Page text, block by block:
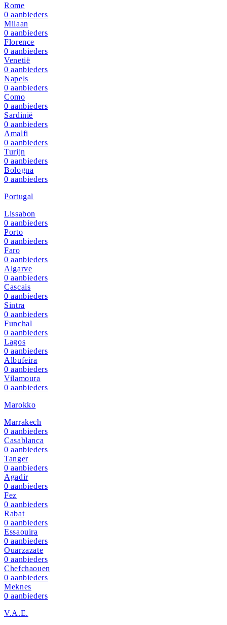
Rome
0 aanbieders
Milaan
0 aanbieders
Florence
0 aanbieders
Venetië
0 aanbieders
Napels
0 aanbieders
Como
0 aanbieders
Sardinië
0 aanbieders
Amalfi
0 aanbieders
Turijn
0 aanbieders
Bologna
0 aanbieders
Portugal
Lissabon
0 aanbieders
Porto
0 aanbieders
Faro
0 aanbieders
Algarve
0 aanbieders
Cascais
0 aanbieders
Sintra
0 aanbieders
Funchal
0 aanbieders
Lagos
0 aanbieders
Albufeira
0 aanbieders
Vilamoura
0 aanbieders
Marokko
Marrakech
0 aanbieders
Casablanca
0 aanbieders
Tanger
0 aanbieders
Agadir
0 aanbieders
Fez
0 aanbieders
Rabat
0 aanbieders
Essaouira
0 aanbieders
Ouarzazate
0 aanbieders
Chefchaouen
0 aanbieders
Meknes
0 aanbieders
V.A.E.